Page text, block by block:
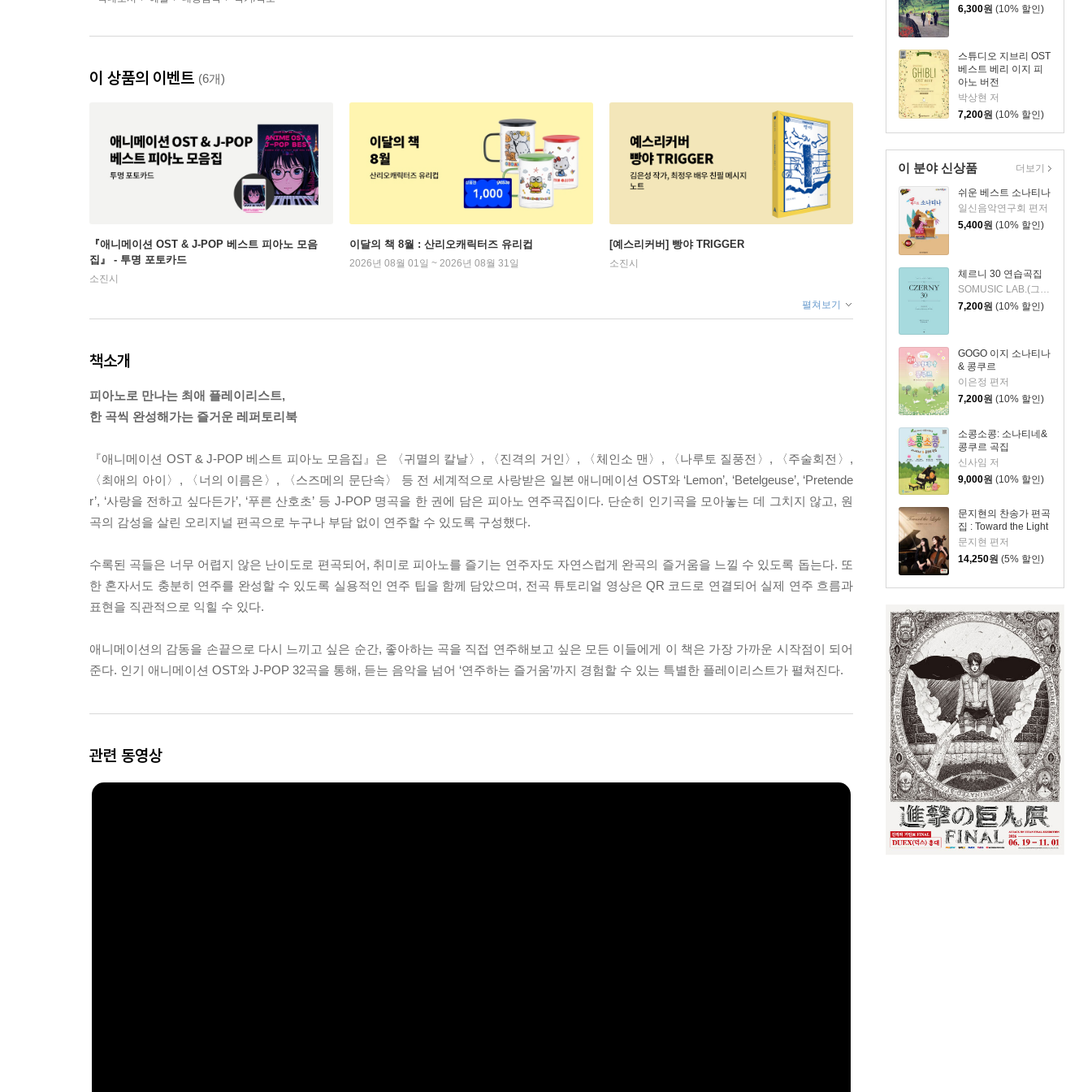
6,300원 (10% 할인)
스튜디오 지브리 OST
베스트 베리 이지 피
아노 버전
박상현 저
7,200원 (10% 할인)
이 분야 신상품
쉬운 베스트 소나티나
일신음악연구회 편저
5,400원 (10% 할인)
체르니 30 연습곡집
SOMUSIC LAB.(그래서음악 연구소) 편저
7,200원 (10% 할인)
GOGO 이지 소나티나
& 콩쿠르
이은정 편저
7,200원 (10% 할인)
소콩소콩: 소나티네&
콩쿠르 곡집
신사임 저
9,000원 (10% 할인)
문지현의 찬송가 편곡
집 : Toward the Light
문지현 편저
14,250원 (5% 할인)
더보기
이 상품의 이벤트 (6개)
『애니메이션 OST & J-POP 베스트 피아노 모음
집』 - 투명 포토카드
소진시
이달의 책 8월 : 산리오캐릭터즈 유리컵
2026년 08월 01일 ~ 2026년 08월 31일
[예스리커버] 빵야 TRIGGER
소진시
펼쳐보기
책소개
피아노로 만나는 최애 플레이리스트,
한 곡씩 완성해가는 즐거운 레퍼토리북
『애니메이션 OST & J-POP 베스트 피아노 모음집』은 〈귀멸의 칼날〉, 〈진격의 거인〉, 〈체인소 맨〉, 〈나루토 질풍전〉, 〈주술회전〉,
〈최애의 아이〉, 〈너의 이름은〉, 〈스즈메의 문단속〉 등 전 세계적으로 사랑받은 일본 애니메이션 OST와 ‘Lemon’, ‘Betelgeuse’, ‘Pretende
r’, ‘사랑을 전하고 싶다든가’, ‘푸른 산호초’ 등 J-POP 명곡을 한 권에 담은 피아노 연주곡집이다. 단순히 인기곡을 모아놓는 데 그치지 않고, 원
곡의 감성을 살린 오리지널 편곡으로 누구나 부담 없이 연주할 수 있도록 구성했다.
수록된 곡들은 너무 어렵지 않은 난이도로 편곡되어, 취미로 피아노를 즐기는 연주자도 자연스럽게 완곡의 즐거움을 느낄 수 있도록 돕는다. 또
한 혼자서도 충분히 연주를 완성할 수 있도록 실용적인 연주 팁을 함께 담았으며, 전곡 튜토리얼 영상은 QR 코드로 연결되어 실제 연주 흐름과
표현을 직관적으로 익힐 수 있다.
애니메이션의 감동을 손끝으로 다시 느끼고 싶은 순간, 좋아하는 곡을 직접 연주해보고 싶은 모든 이들에게 이 책은 가장 가까운 시작점이 되어
준다. 인기 애니메이션 OST와 J-POP 32곡을 통해, 듣는 음악을 넘어 ‘연주하는 즐거움’까지 경험할 수 있는 특별한 플레이리스트가 펼쳐진다.
관련 동영상